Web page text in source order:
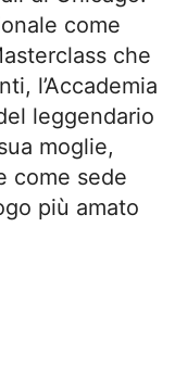
come
che
l’Accademia
leggendario
moglie,
come sede
più amato